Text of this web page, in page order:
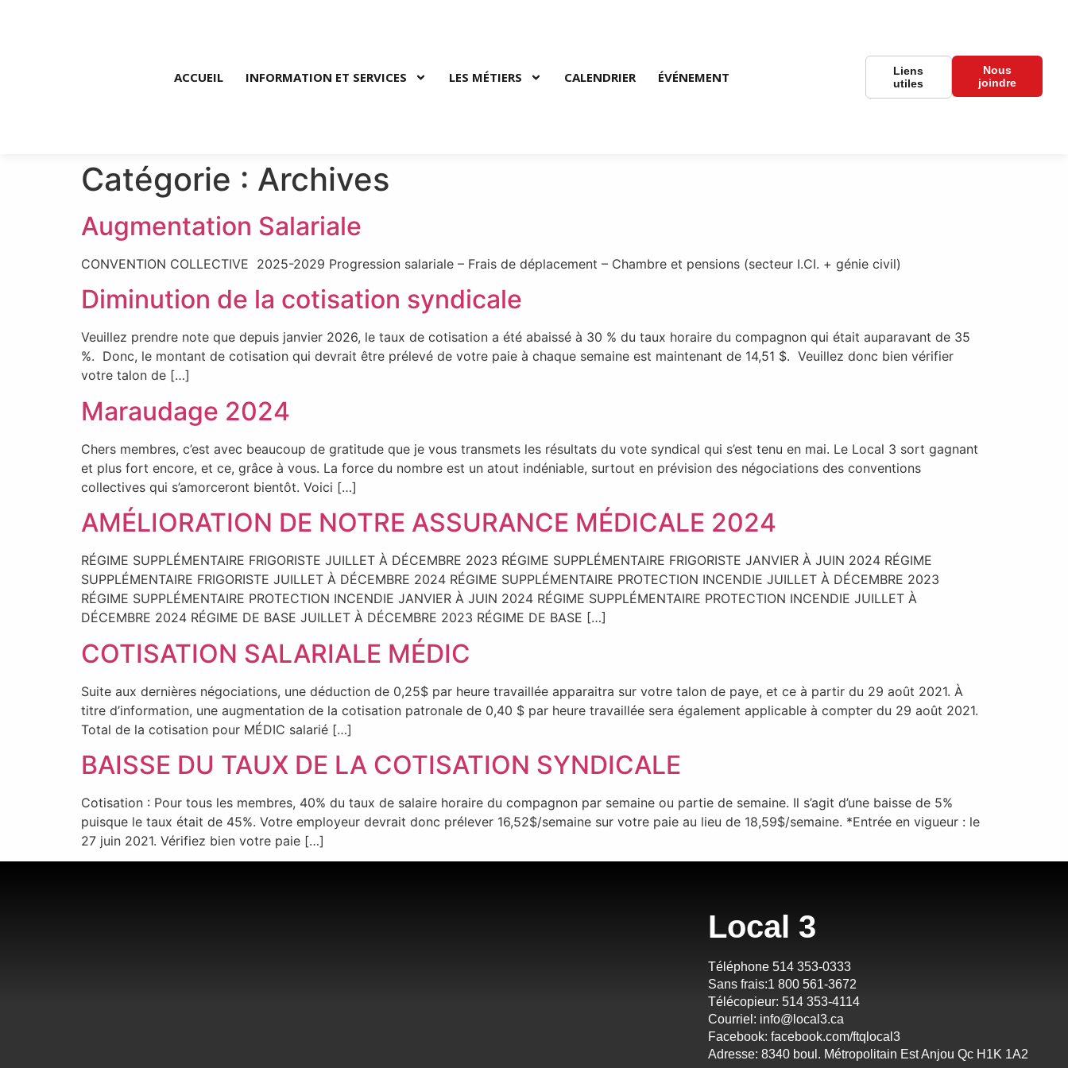
ACCUEIL INFORMATION ET SERVICES LES MÉTIERS CALENDRIER ÉVÉNEMENT
Liens
utiles
Nous
joindre
Catégorie : Archives
Augmentation Salariale
CONVENTION COLLECTIVE 2025-2029 Progression salariale – Frais de déplacement – Chambre et pensions (secteur I.CI. + génie civil)
Diminution de la cotisation syndicale
Veuillez prendre note que depuis janvier 2026, le taux de cotisation a été abaissé à 30 % du taux horaire du compagnon qui était auparavant de 35
%. Donc, le montant de cotisation qui devrait être prélevé de votre paie à chaque semaine est maintenant de 14,51 $. Veuillez donc bien vérifier
votre talon de […]
Maraudage 2024
Chers membres, c’est avec beaucoup de gratitude que je vous transmets les résultats du vote syndical qui s’est tenu en mai. Le Local 3 sort gagnant
et plus fort encore, et ce, grâce à vous. La force du nombre est un atout indéniable, surtout en prévision des négociations des conventions
collectives qui s’amorceront bientôt. Voici […]
AMÉLIORATION DE NOTRE ASSURANCE MÉDICALE 2024
RÉGIME SUPPLÉMENTAIRE FRIGORISTE JUILLET À DÉCEMBRE 2023 RÉGIME SUPPLÉMENTAIRE FRIGORISTE JANVIER À JUIN 2024 RÉGIME
SUPPLÉMENTAIRE FRIGORISTE JUILLET À DÉCEMBRE 2024 RÉGIME SUPPLÉMENTAIRE PROTECTION INCENDIE JUILLET À DÉCEMBRE 2023
RÉGIME SUPPLÉMENTAIRE PROTECTION INCENDIE JANVIER À JUIN 2024 RÉGIME SUPPLÉMENTAIRE PROTECTION INCENDIE JUILLET À
DÉCEMBRE 2024 RÉGIME DE BASE JUILLET À DÉCEMBRE 2023 RÉGIME DE BASE […]
COTISATION SALARIALE MÉDIC
Suite aux dernières négociations, une déduction de 0,25$ par heure travaillée apparaitra sur votre talon de paye, et ce à partir du 29 août 2021. À
titre d’information, une augmentation de la cotisation patronale de 0,40 $ par heure travaillée sera également applicable à compter du 29 août 2021.
Total de la cotisation pour MÉDIC salarié […]
BAISSE DU TAUX DE LA COTISATION SYNDICALE
Cotisation : Pour tous les membres, 40% du taux de salaire horaire du compagnon par semaine ou partie de semaine. Il s’agit d’une baisse de 5%
puisque le taux était de 45%. Votre employeur devrait donc prélever 16,52$/semaine sur votre paie au lieu de 18,59$/semaine. *Entrée en vigueur : le
27 juin 2021. Vérifiez bien votre paie […]
Local 3
Téléphone 514 353-0333
Sans frais:1 800 561-3672
Télécopieur: 514 353-4114
Courriel: info@local3.ca
Facebook: facebook.com/ftqlocal3
Adresse: 8340 boul. Métropolitain Est Anjou Qc H1K 1A2